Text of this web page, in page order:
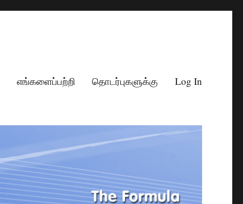
எங்களைப்பற்றி தொடர்புகளுக்கு Log In